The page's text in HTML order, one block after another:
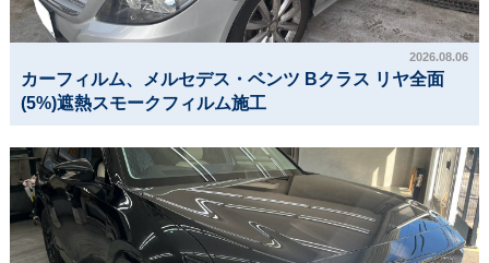
2026.08.06
カーフィルム、メルセデス・ベンツ Bクラス リヤ全面
(5%)遮熱スモークフィルム施工